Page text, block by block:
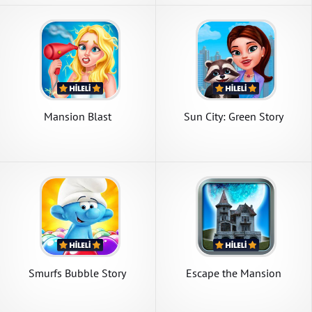
Mansion Blast Sun City: Green Story
Smurfs Bubble Story Escape the Mansion